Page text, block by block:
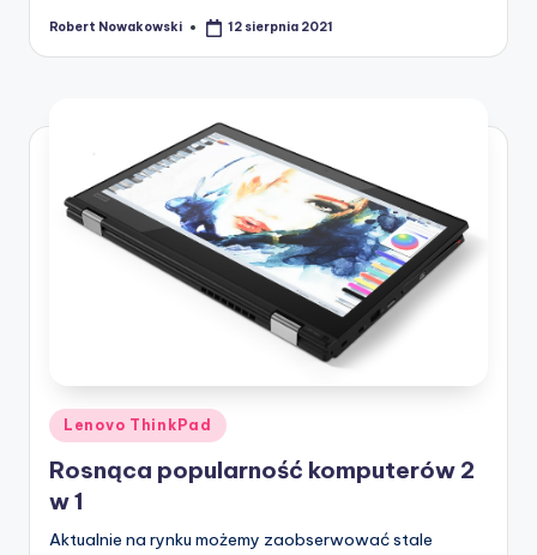
Posted
Robert Nowakowski 12 sierpnia 2021
Posted
in
Lenovo ThinkPad
Rosnąca popularność komputerów 2
w 1
Aktualnie na rynku możemy zaobserwować stale